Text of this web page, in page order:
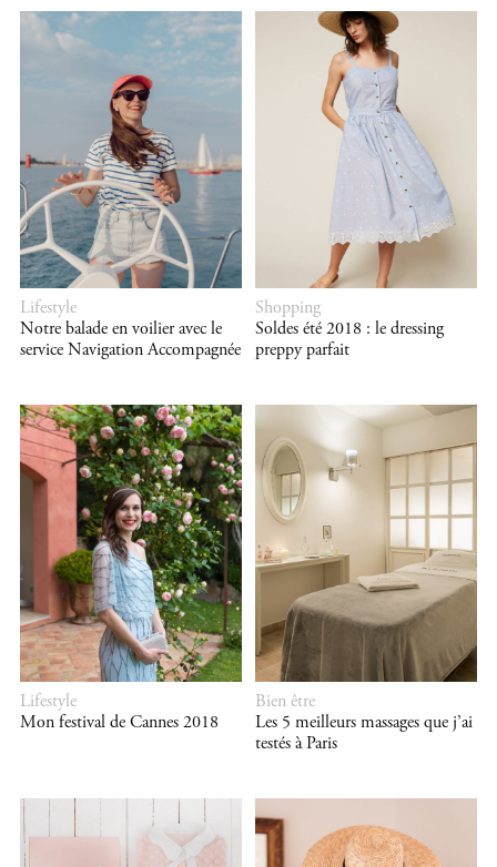
Lifestyle
Notre balade en voilier avec le
service Navigation Accompagnée
Shopping
Soldes été 2018 : le dressing
preppy parfait
Lifestyle
Mon festival de Cannes 2018
Bien être
Les 5 meilleurs massages que j’ai
testés à Paris